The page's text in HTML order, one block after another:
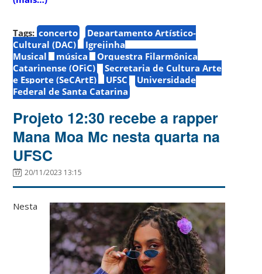
Tags: concerto
Departamento Artístico-
Cultural (DAC)
Igrejinha
Musical
música
Orquestra Filarmônica
Catarinense (OFiC)
Secretaria de Cultura Arte
e Esporte (SeCArtE)
UFSC
Universidade
Federal de Santa Catarina
Projeto 12:30 recebe a rapper
Mana Moa Mc nesta quarta na
UFSC
20/11/2023 13:15
Nesta